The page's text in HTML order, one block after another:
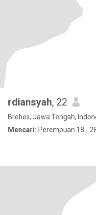
rdiansyah, 22
Brebes, Jawa Tengah,
Mencari: Perempuan 18 -